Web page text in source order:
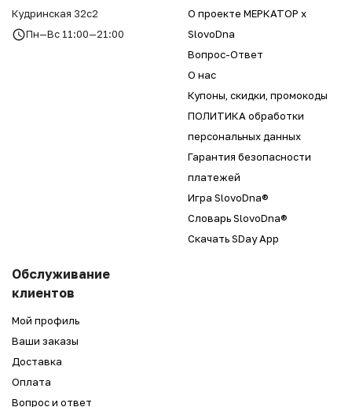
Кудринская 32с2
Пн—Вс 11:00—21:00
О проекте МЕРКАТОР x
SlovoDna
Вопрос-Ответ
О нас
Купоны, скидки, промокоды
ПОЛИТИКА обработки
персональных данных
Гарантия безопасности
платежей
Игра SlovoDna®
Словарь SlovoDna®
Скачать SDay App
Обслуживание
клиентов
Мой профиль
Ваши заказы
Доставка
Оплата
Вопрос и ответ